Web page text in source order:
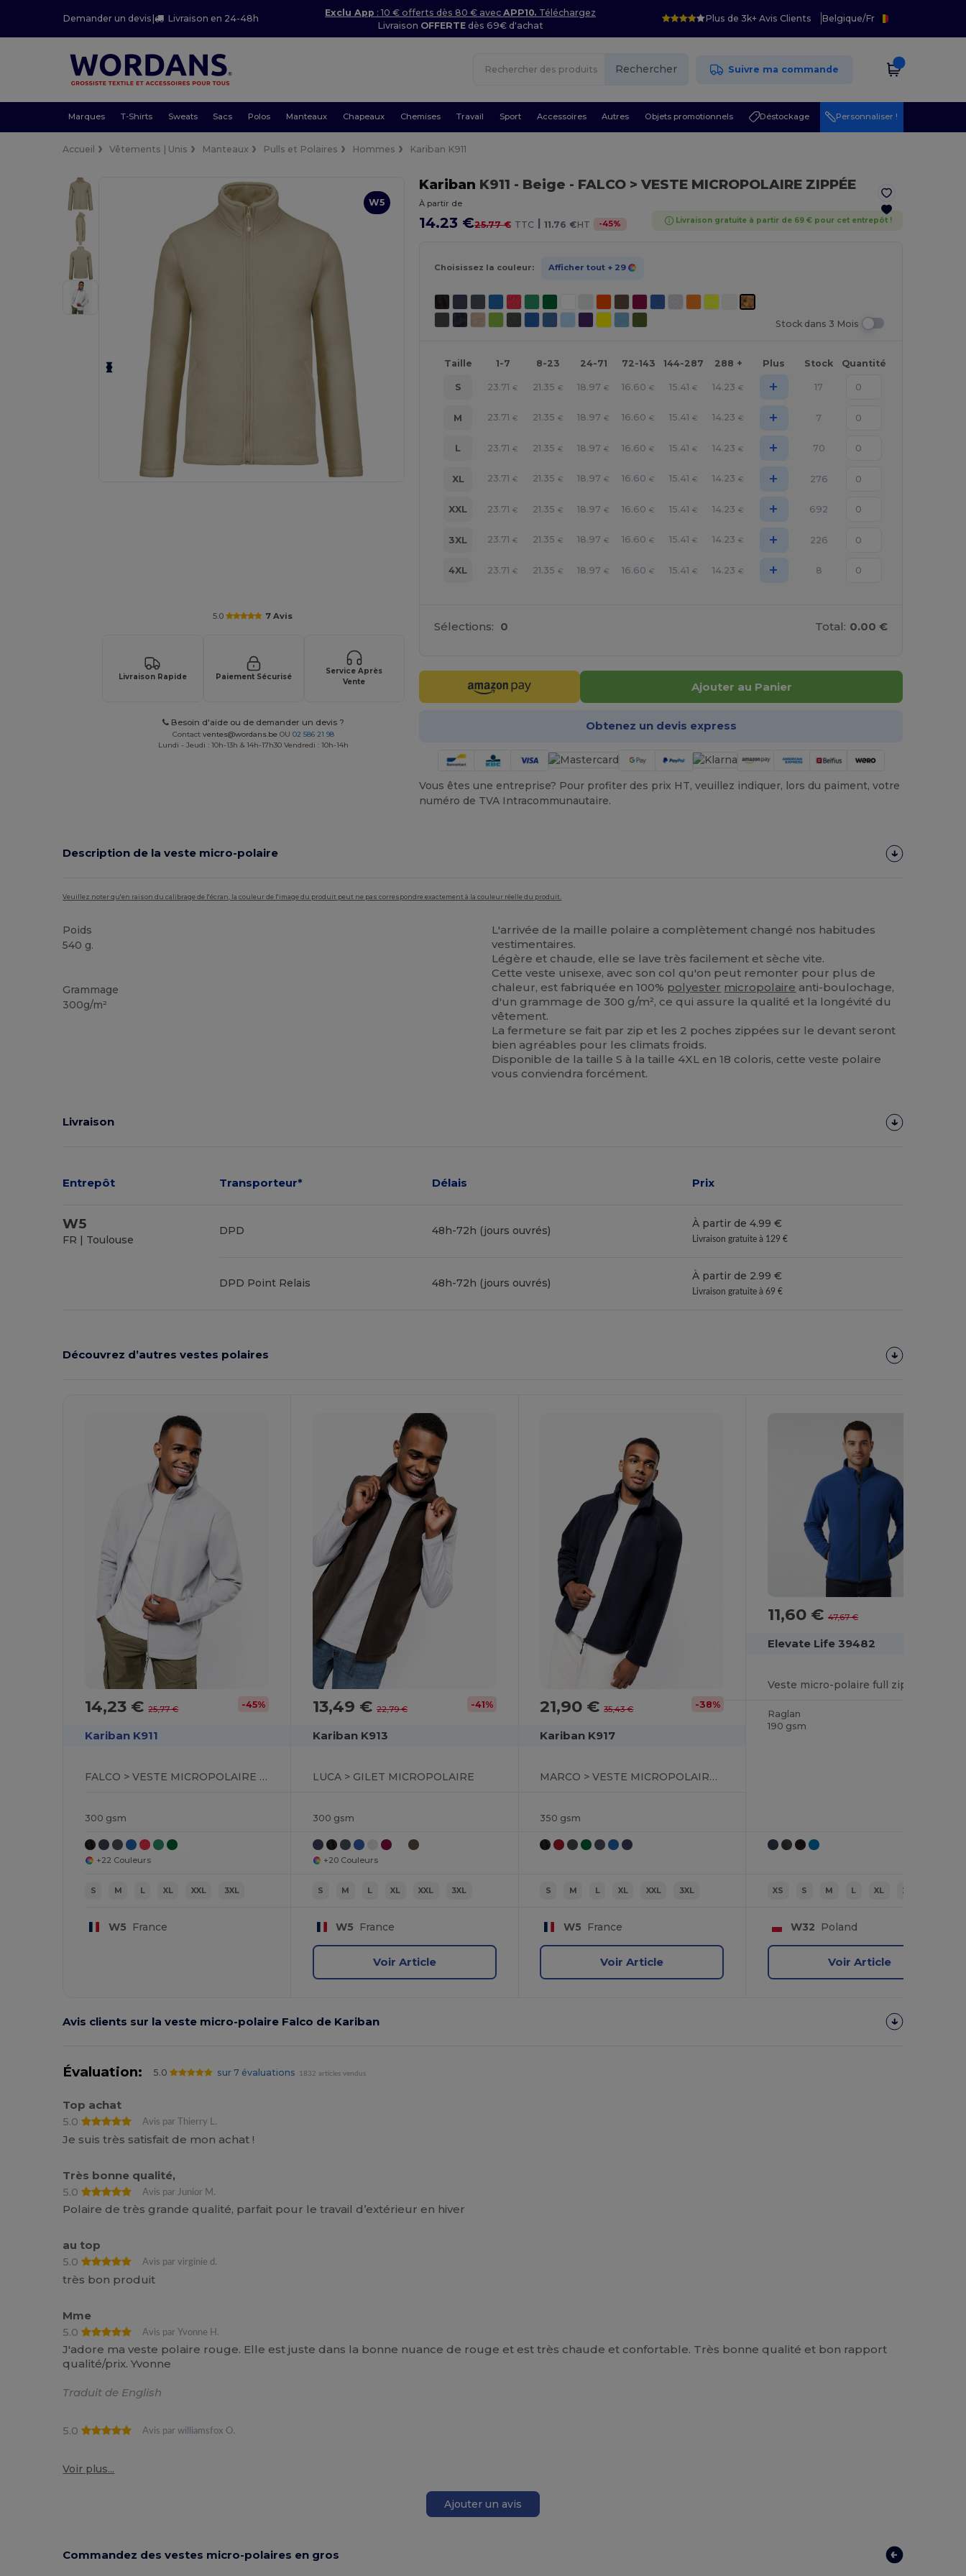
Demander un devis | Livraison en 24-48h
Exclu App : 10 € offerts dès 80 € avecAPP10. Téléchargez
Livraison OFFERTE dès 69€ d'achat
Plus de 3k+ Avis Clients Belgique/Fr
Rechercher Suivre ma commande
Marques T-Shirts Sweats Sacs Polos Manteaux Chapeaux Chemises Travail Sport Accessoires Autres Objets promotionnels Déstockage Personnaliser !
Accueil Vêtements | Unis Manteaux Pulls et Polaires Hommes Kariban K911
W5
5.0 7 Avis
Livraison Rapide Paiement Sécurisé
Service Après
Vente
Besoin d'aide ou de demander un devis ?
Contactventes@wordans.be OU02 586 21 98
Lundi - Jeudi : 10h-13h & 14h-17h30 Vendredi : 10h-14h
Kariban K911 - Beige - FALCO > VESTE MICROPOLAIRE ZIPPÉE
À partir de
14.23 €25.77 € TTC | 11.76 €HT -45% Livraison gratuite à partir de 69 € pour cet entrepôt !
Choisissez la couleur: Afficher tout + 29
Stock dans 3 Mois
Taille 1-7 8-23 24-71 72-143 144-287 288 + Plus Stock Quantité
S 23.71 € 21.35 € 18.97 € 16.60 € 15.41 € 14.23 € + 17
M 23.71 € 21.35 € 18.97 € 16.60 € 15.41 € 14.23 € + 7
L 23.71 € 21.35 € 18.97 € 16.60 € 15.41 € 14.23 € + 70
XL 23.71 € 21.35 € 18.97 € 16.60 € 15.41 € 14.23 € + 276
XXL 23.71 € 21.35 € 18.97 € 16.60 € 15.41 € 14.23 € + 692
3XL 23.71 € 21.35 € 18.97 € 16.60 € 15.41 € 14.23 € + 226
4XL 23.71 € 21.35 € 18.97 € 16.60 € 15.41 € 14.23 € + 8
Sélections: 0 Total: 0.00 €
Ajouter au Panier
Obtenez un devis express
Vous êtes une entreprise? Pour profiter des prix HT, veuillez indiquer, lors du paiment, votre
numéro de TVA Intracommunautaire.
Description de la veste micro-polaire
Veuillez noter qu'en raison du calibrage de l'écran, la couleur de l'image du produit peut ne pas correspondre exactement à la couleur réelle du produit.
Poids
540 g.
Grammage
300g/m²
L'arrivée de la maille polaire a complètement changé nos habitudes
vestimentaires.
Légère et chaude, elle se lave très facilement et sèche vite.
Cette veste unisexe, avec son col qu'on peut remonter pour plus de
chaleur, est fabriquée en 100% polyester micropolaire anti-boulochage,
d'un grammage de 300 g/m², ce qui assure la qualité et la longévité du
vêtement.
La fermeture se fait par zip et les 2 poches zippées sur le devant seront
bien agréables pour les climats froids.
Disponible de la taille S à la taille 4XL en 18 coloris, cette veste polaire
vous conviendra forcément.
Livraison
Entrepôt Transporteur* Délais Prix
W5
FR | Toulouse
DPD 48h-72h (jours ouvrés)
À partir de 4.99 €
Livraison gratuite à 129 €
DPD Point Relais 48h-72h (jours ouvrés)
À partir de 2.99 €
Livraison gratuite à 69 €
Découvrez d’autres vestes polaires
14,23 €25,77 € -45%
Kariban K911
FALCO > VESTE MICROPOLAIRE ZIPPÉE
300 gsm
+22 Couleurs
S M L XL XXL 3XL
W5 France
13,49 € 22,79 € -41%
Kariban K913
LUCA > GILET MICROPOLAIRE
300 gsm
+20 Couleurs
S M L XL XXL 3XL
W5 France
Voir Article
21,90 €35,43 € -38%
Kariban K917
MARCO > VESTE MICROPOLAIRE ZIPPÉE LOURDE
350 gsm
S M L XL XXL 3XL
W5 France
Voir Article
11,60 € 47,67 €
Elevate Life 39482
Raglan
190 gsm
XS S M L XL 2XL
W32 Poland
Voir Article
Avis clients sur la veste micro-polaire Falco de Kariban
Évaluation: 5.0 sur 7 évaluations 1832 articles vendus
Top achat
5.0
Avis par Thierry L.
Je suis très satisfait de mon achat !
Très bonne qualité,
5.0
Avis par Junior M.
Polaire de très grande qualité, parfait pour le travail d’extérieur en hiver
au top
5.0
Avis par virginie d.
très bon produit
Mme
5.0
Avis par Yvonne H.
J'adore ma veste polaire rouge. Elle est juste dans la bonne nuance de rouge et est très chaude et confortable. Très bonne qualité et bon rapport
qualité/prix. Yvonne
Traduit de English
5.0 Avis par williamsfox O.
Voir plus...
Ajouter un avis
Commandez des vestes micro-polaires en gros